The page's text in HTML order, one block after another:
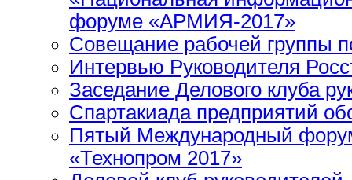
форуме «АРМИЯ-2017»
Совещание рабочей группы
Интервью Руководителя
Заседание Делового клуба
Спартакиада предприятий
Пятый Международный форум
«Технопром 2017»